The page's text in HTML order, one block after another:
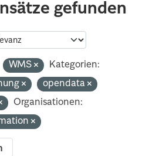
gefunden
WMS
Kategorien:
opendata
Organisationen: